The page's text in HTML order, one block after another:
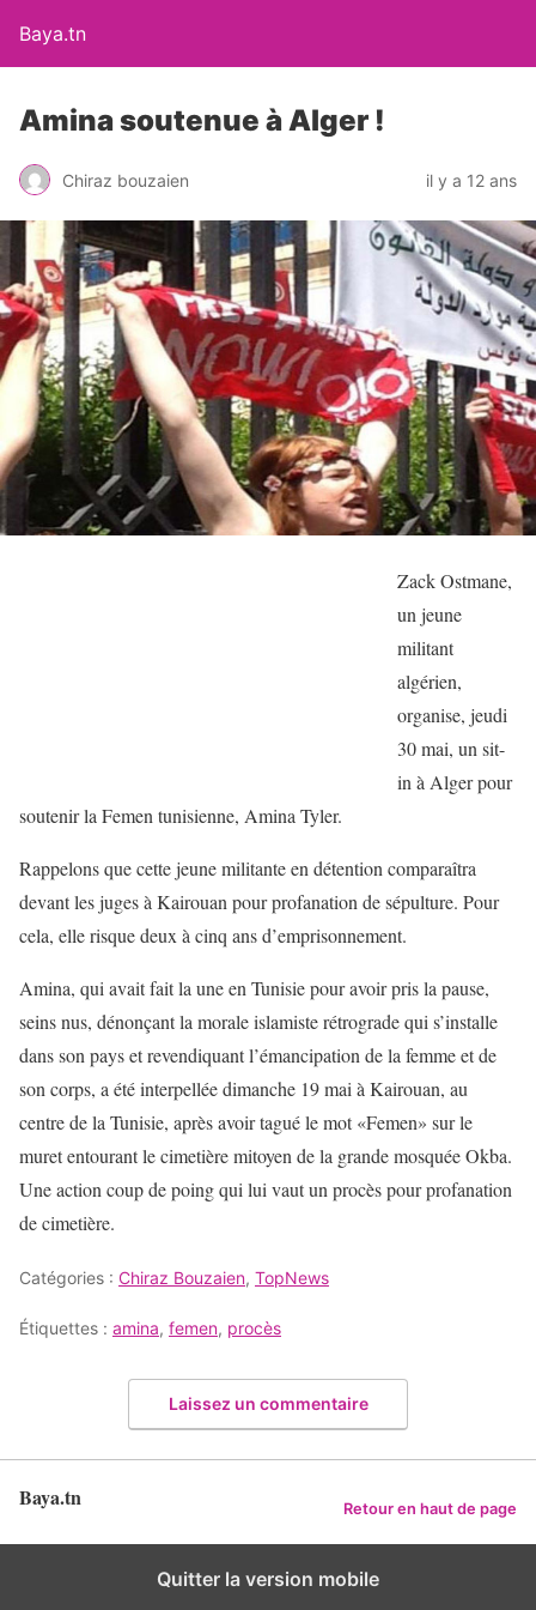
Baya.tn
Amina soutenue à Alger !
Chiraz bouzaien il y a 12 ans
Zack Ostmane,
un jeune
militant
algérien,
organise, jeudi
30 mai, un sit-
in à Alger pour
soutenir la Femen tunisienne, Amina Tyler.
Rappelons que cette jeune militante en détention comparaîtra
devant les juges à Kairouan pour profanation de sépulture. Pour
cela, elle risque deux à cinq ans d’emprisonnement.
Amina, qui avait fait la une en Tunisie pour avoir pris la pause,
seins nus, dénonçant la morale islamiste rétrograde qui s’installe
dans son pays et revendiquant l’émancipation de la femme et de
son corps, a été interpellée dimanche 19 mai à Kairouan, au
centre de la Tunisie, après avoir tagué le mot «Femen» sur le
muret entourant le cimetière mitoyen de la grande mosquée Okba.
Une action coup de poing qui lui vaut un procès pour profanation
de cimetière.
Catégories : Chiraz Bouzaien, TopNews
Étiquettes : amina, femen, procès
Laissez un commentaire
Baya.tn Retour en haut de page
Quitter la version mobile